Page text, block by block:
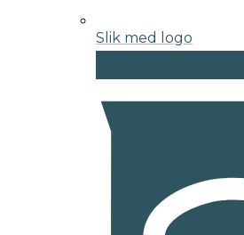
Slik med logo